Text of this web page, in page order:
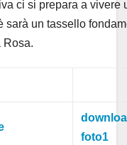
ci si prepara a vivere
sarà un tassello
Rosa.
foto1